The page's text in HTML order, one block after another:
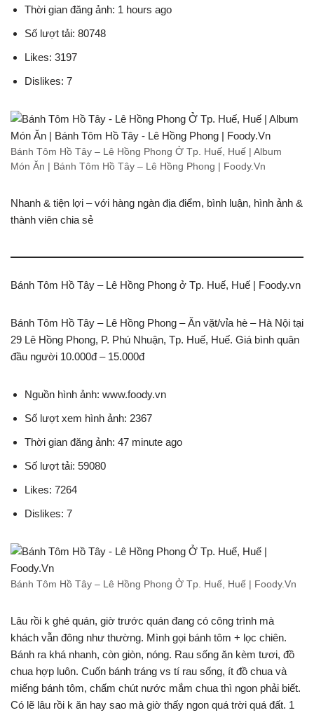
Thời gian đăng ảnh: 1 hours ago
Số lượt tải: 80748
Likes: 3197
Dislikes: 7
Bánh Tôm Hồ Tây – Lê Hồng Phong Ở Tp. Huế, Huế | Album
Món Ăn | Bánh Tôm Hồ Tây – Lê Hồng Phong | Foody.Vn
Nhanh & tiện lợi – với hàng ngàn địa điểm, bình luận, hình ảnh &
thành viên chia sẻ
Bánh Tôm Hồ Tây – Lê Hồng Phong ở Tp. Huế, Huế | Foody.vn
Bánh Tôm Hồ Tây – Lê Hồng Phong – Ăn vặt/vỉa hè – Hà Nội tại
29 Lê Hồng Phong, P. Phú Nhuận, Tp. Huế, Huế. Giá bình quân
đầu người 10.000đ – 15.000đ
Nguồn hình ảnh: www.foody.vn
Số lượt xem hình ảnh: 2367
Thời gian đăng ảnh: 47 minute ago
Số lượt tải: 59080
Likes: 7264
Dislikes: 7
Bánh Tôm Hồ Tây – Lê Hồng Phong Ở Tp. Huế, Huế | Foody.Vn
Lâu rồi k ghé quán, giờ trước quán đang có công trình mà
khách vẫn đông như thường. Mình gọi bánh tôm + lọc chiên.
Bánh ra khá nhanh, còn giòn, nóng. Rau sống ăn kèm tươi, đồ
chua hợp luôn. Cuốn bánh tráng vs tí rau sống, ít đồ chua và
miếng bánh tôm, chấm chút nước mắm chua thì ngon phải biết.
Có lẽ lâu rồi k ăn hay sao mà giờ thấy ngon quá trời quá đất. 1